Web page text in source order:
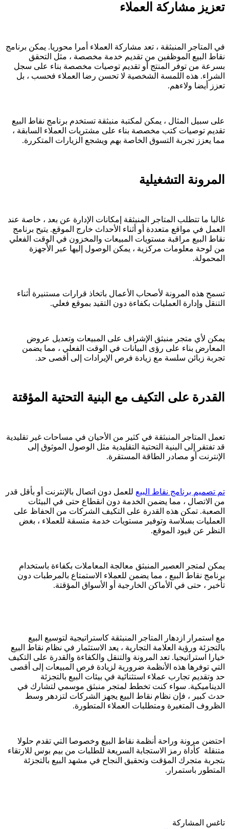
تعزيز مشاركة العملاء
في المتاجر المنبثقة ، تعد مشاركة العملاء أمرا محوريا. يمكن برنامج
نقاط البيع الموظفين من تقديم خدمة مخصصة ، مثل التحقق
بسرعة من توفر المنتج أو تقديم توصيات مخصصة بناء على سجل
الشراء. هذه اللمسة الشخصية لا تحسن رضا العملاء فحسب ، بل
تعزز أيضا ولاءهم.
على سبيل المثال ، يمكن لمكتبة منبثقة تستخدم برنامج نقاط البيع
تقديم توصيات كتب مخصصة بناء على مشتريات العملاء السابقة ،
مما يعزز تجربة التسوق الخاصة بهم ويشجع الزيارات المتكررة.
المرونة التشغيلية
غالبا ما تتطلب المتاجر المنبثقة إمكانات الإدارة عن بعد ، خاصة عند
العمل في مواقع متعددة أو أثناء الأحداث خارج الموقع. يتيح برنامج
نقاط البيع مراقبة مستويات المبيعات والمخزون في الوقت الفعلي
من لوحة معلومات مركزية ، يمكن الوصول إليها عبر الأجهزة
المحمولة.
تسمح هذه المرونة لأصحاب الأعمال باتخاذ قرارات مستنيرة أثناء
التنقل وإدارة العمليات بكفاءة دون التقيد بموقع فعلي.
يمكن لأي متجر منبثق الإشراف على المبيعات وتعديل عروض
المعارض بناء على رؤى البيانات في الوقت الفعلي ، مما يضمن
تجربة زبائن سلسة مع زيادة فرص الإيرادات إلى أقصى حد.
القدرة على التكيف مع البنية التحتية المؤقتة
تعمل المتاجر المنبثقة في كثير من الأحيان في مساحات غير تقليدية
قد تفتقر إلى البنية التحتية التقليدية مثل الوصول الموثوق إلى
الإنترنت أو مصادر الطاقة المستقرة.
تم تصميم برنامج نقاط البيع للعمل دون اتصال بالإنترنت أو بأقل قدر
من الاتصال ، مما يضمن الخدمة دون انقطاع حتى في البيئات
الصعبة. تمكن هذه القدرة على التكيف الشركات من الحفاظ على
العمليات بسلاسة وتوفير مستويات خدمة متسقة للعملاء ، بغض
النظر عن قيود الموقع.
يمكن لمتجر العصير المنبثق معالجة المعاملات بكفاءة باستخدام
برنامج نقاط البيع ، مما يضمن للعملاء الاستمتاع بالمرطبات دون
تأخير ، حتى في الأماكن الخارجية أو الأسواق المؤقتة.
مع استمرار ازدهار المتاجر المنبثقة كاستراتيجية لتوسيع البيع
بالتجزئة ورؤية العلامة التجارية ، يعد الاستثمار في نظام نقاط البيع
خيارا استراتيجيا. تعد المرونة والتنقل والكفاءة والقدرة على التكيف
التي توفرها هذه الأنظمة ضرورية لزيادة فرص المبيعات إلى أقصى
حد وتقديم تجارب عملاء استثنائية في بيئات البيع بالتجزئة
الديناميكية. سواء كنت تخطط لمتجر منبثق موسمي لتشارك في
حدث كبير ، فإن نظام نقاط البيع يجهز الشركات لتزدهر وسط
الظروف المتغيرة ومتطلبات العملاء المتطورة.
احتضن مرونة وراحة أنظمة نقاط البيع وخصوصا التي تقدم حلولا
متنقلة كأداة رمز الاستجابة السريعة للطلبات من بيم بوس للارتقاء
بتجربة متجرك المؤقت وتحقيق النجاح في مشهد البيع بالتجزئة
المتطور باستمرار.
تاغس المشاركة